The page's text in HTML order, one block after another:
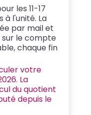
les 11-17
à l'unité. La
par mail et
sur le compte
chaque fin
votre
La
du quotient
depuis le